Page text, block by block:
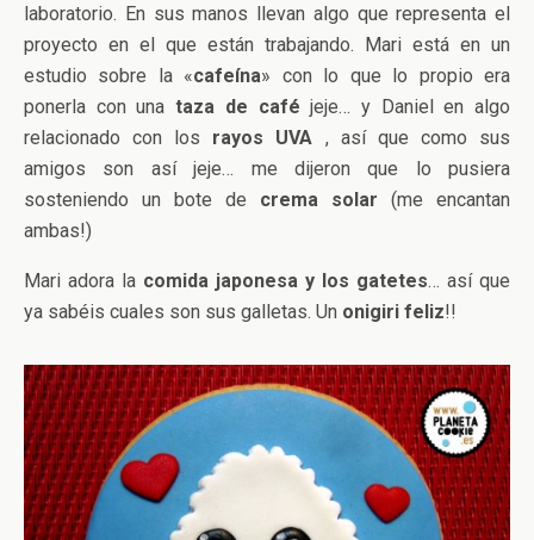
laboratorio. En sus manos llevan algo que representa el
proyecto en el que están trabajando. Mari está en un
estudio sobre la «cafeína» con lo que lo propio era
ponerla con una taza de café jeje… y Daniel en algo
relacionado con los rayos UVA , así que como sus
amigos son así jeje… me dijeron que lo pusiera
sosteniendo un bote de crema solar (me encantan
ambas!)
Mari adora la comida japonesa y los gatetes… así que
ya sabéis cuales son sus galletas. Un onigiri feliz!!